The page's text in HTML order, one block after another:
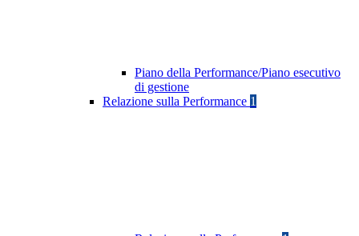
Piano della Performance/Piano esecutivo
di gestione
Relazione sulla Performance 1